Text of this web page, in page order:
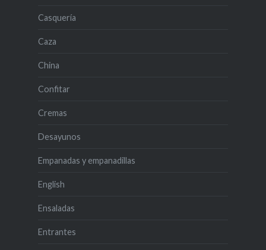
Casquería
Caza
China
Confitar
Cremas
Desayunos
Empanadas y empanadillas
English
Ensaladas
Entrantes